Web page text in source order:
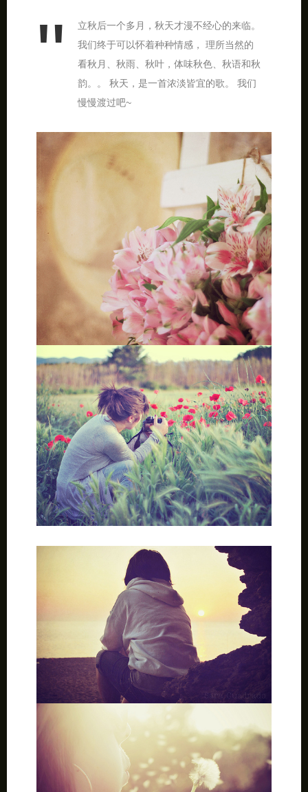
立秋后一个多月，秋天才漫不经心的来临。
我们终于可以怀着种种情感， 理所当然的
看秋月、秋雨、秋叶，体味秋色、秋语和秋
韵。。 秋天，是一首浓淡皆宜的歌。 我们
慢慢渡过吧~